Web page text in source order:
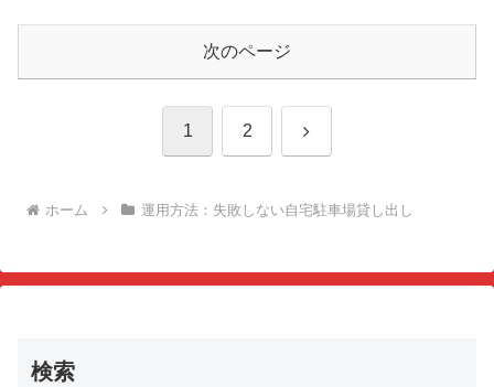
次のページ
1 2 次
ホーム 運用方法：失敗しない自宅駐車場貸し出し
検索